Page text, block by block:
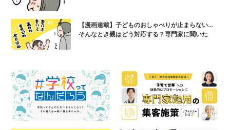
【漫画連載】子どものおしゃべりが止まらない…
そんなとき親はどう対応する？専門家に聞いた